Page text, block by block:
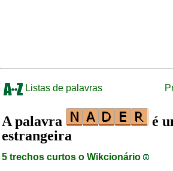
Listas de palavras
A palavra
é
estrangeira
5 trechos curtos o Wikcionário